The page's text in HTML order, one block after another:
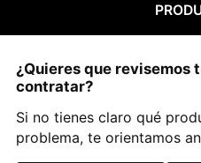
¿Quieres que revisemos
contratar?
Si no tienes claro qué
problema, te orientamos